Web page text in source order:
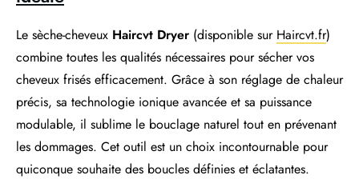
Le sèche-cheveux Haircvt Dryer (disponible sur Haircvt.fr)
combine toutes les qualités nécessaires pour sécher vos
cheveux frisés efficacement. Grâce à son réglage de chaleur
précis, sa technologie ionique avancée et sa puissance
modulable, il sublime le bouclage naturel tout en prévenant
les dommages. Cet outil est un choix incontournable pour
quiconque souhaite des boucles définies et éclatantes.